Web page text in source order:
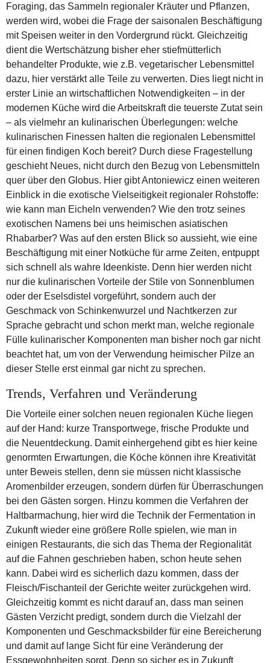
Foraging, das Sammeln regionaler Kräuter und Pflanzen,
werden wird, wobei die Frage der saisonalen Beschäftigung
mit Speisen weiter in den Vordergrund rückt. Gleichzeitig
dient die Wertschätzung bisher eher stiefmütterlich
behandelter Produkte, wie z.B. vegetarischer Lebensmittel
dazu, hier verstärkt alle Teile zu verwerten. Dies liegt nicht in
erster Linie an wirtschaftlichen Notwendigkeiten – in der
modernen Küche wird die Arbeitskraft die teuerste Zutat sein
– als vielmehr an kulinarischen Überlegungen: welche
kulinarischen Finessen halten die regionalen Lebensmittel
für einen findigen Koch bereit? Durch diese Fragestellung
geschieht Neues, nicht durch den Bezug von Lebensmitteln
quer über den Globus. Hier gibt Antoniewicz einen weiteren
Einblick in die exotische Vielseitigkeit regionaler Rohstoffe:
wie kann man Eicheln verwenden? Wie den trotz seines
exotischen Namens bei uns heimischen asiatischen
Rhabarber? Was auf den ersten Blick so aussieht, wie eine
Beschäftigung mit einer Notküche für arme Zeiten, entpuppt
sich schnell als wahre Ideenkiste. Denn hier werden nicht
nur die kulinarischen Vorteile der Stile von Sonnenblumen
oder der Eselsdistel vorgeführt, sondern auch der
Geschmack von Schinkenwurzel und Nachtkerzen zur
Sprache gebracht und schon merkt man, welche regionale
Fülle kulinarischer Komponenten man bisher noch gar nicht
beachtet hat, um von der Verwendung heimischer Pilze an
dieser Stelle erst einmal gar nicht zu sprechen.
Trends, Verfahren und Veränderung
Die Vorteile einer solchen neuen regionalen Küche liegen
auf der Hand: kurze Transportwege, frische Produkte und
die Neuentdeckung. Damit einhergehend gibt es hier keine
genormten Erwartungen, die Köche können ihre Kreativität
unter Beweis stellen, denn sie müssen nicht klassische
Aromenbilder erzeugen, sondern dürfen für Überraschungen
bei den Gästen sorgen. Hinzu kommen die Verfahren der
Haltbarmachung, hier wird die Technik der Fermentation in
Zukunft wieder eine größere Rolle spielen, wie man in
einigen Restaurants, die sich das Thema der Regionalität
auf die Fahnen geschrieben haben, schon heute sehen
kann. Dabei wird es sicherlich dazu kommen, dass der
Fleisch/Fischanteil der Gerichte weiter zurückgehen wird.
Gleichzeitig kommt es nicht darauf an, dass man seinen
Gästen Verzicht predigt, sondern durch die Vielzahl der
Komponenten und Geschmacksbilder für eine Bereicherung
und damit auf lange Sicht für eine Veränderung der
Essgewohnheiten sorgt. Denn so sicher es in Zukunft